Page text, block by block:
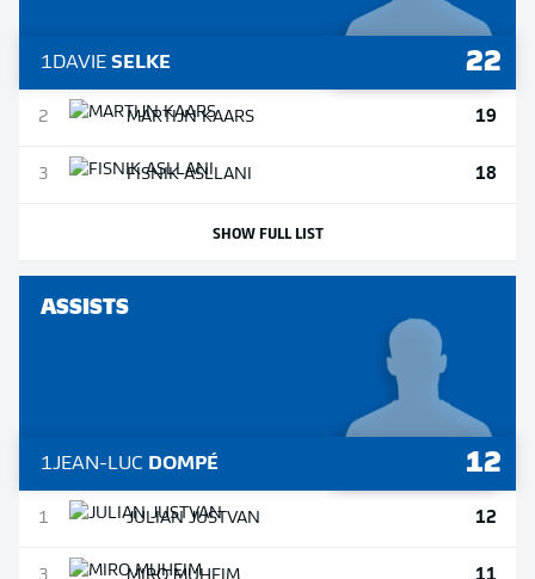
1DAVIE SELKE 22
2 MARTIJNKAARS 19
3 FISNIKASLLANI 18
SHOW FULL LIST
ASSISTS
1JEAN-LUC DOMPÉ 12
1 JULIANJUSTVAN 12